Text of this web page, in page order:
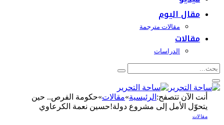
مقال اليوم
مقالات مترجمة
مقالات
الدراسات
أنت الآن تتصفح:الرئيسية»مقالات»حكومة الفرص.. حين
يتحوّل الأمل إلى مشروع دولة!حسين نعمة الكرعاوي
مقالات